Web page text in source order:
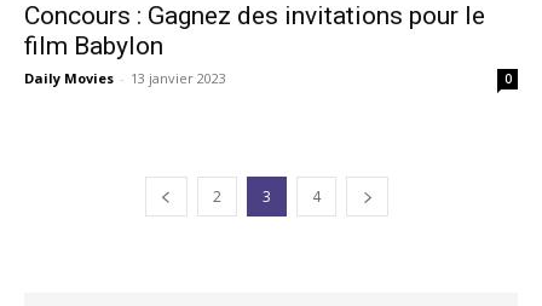
Concours : Gagnez des invitations pour le
film Babylon
Daily Movies - 13 janvier 2023 0
2 3 4